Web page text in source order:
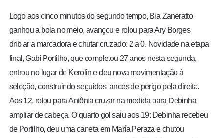
Logo aos cinco minutos do segundo tempo, Bia Zaneratto
ganhou a bola no meio, avançou e rolou para Ary Borges
driblar a marcadora e chutar cruzado: 2 a 0. Novidade na etapa
final, Gabi Portilho, que completou 27 anos nesta segunda,
entrou no lugar de Kerolin e deu nova movimentação à
seleção, construindo seguidos lances de perigo pela direita.
Aos 12, rolou para Antônia cruzar na medida para Debinha
ampliar de cabeça. O quarto gol saiu aos 19: Debinha recebeu
de Portilho, deu uma caneta em María Peraza e chutou